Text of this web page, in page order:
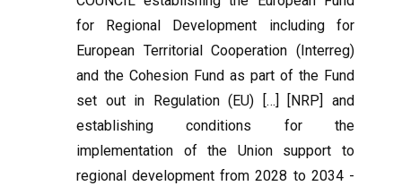
for Regional Development including for
European Territorial Cooperation (Interreg)
and the Cohesion Fund as part of the Fund
set out in Regulation (EU) […] [NRP] and
establishing conditions for the
implementation of the Union support to
regional development from 2028 to 2034 -